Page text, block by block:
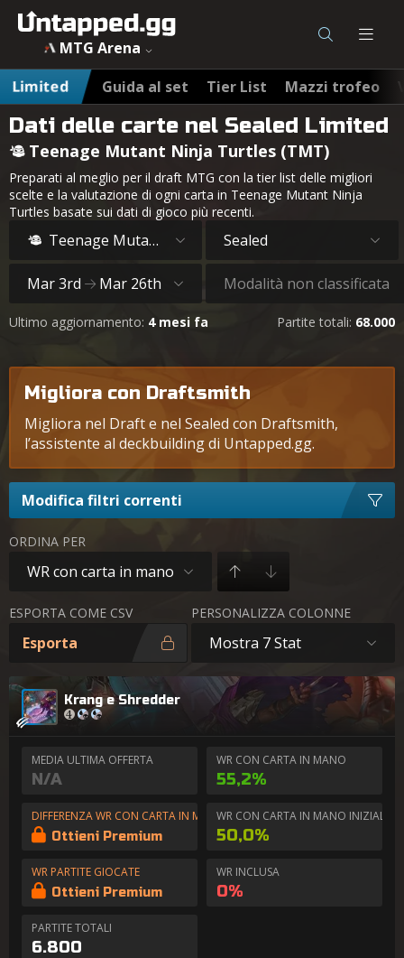
MTG Arena
Limited
Guida al set Tier List Mazzi trofeo
Dati delle carte nel Sealed Limited
Teenage Mutant Ninja Turtles (TMT)
Preparati al meglio per il draft MTG con la tier list delle migliori
scelte e la valutazione di ogni carta in Teenage Mutant Ninja
Turtles basate sui dati di gioco più recenti.
Teenage Mutant Ninja Turtles Sealed
Mar 3rd Mar 26th Modalità non classificata
Ultimo aggiornamento: 4 mesi fa Partite totali: 68.000
Migliora con Draftsmith
Migliora nel Draft e nel Sealed con Draftsmith,
l’assistente al deckbuilding di Untapped.gg.
Modifica filtri correnti
ORDINA PER
WR con carta in mano
ESPORTA COME CSV
Esporta
PERSONALIZZA COLONNE
Mostra 7 Stat
Krang e Shredder
MEDIA ULTIMA OFFERTA
N/A
WR CON CARTA IN MANO
55,2%
DIFFERENZA WR CON CARTA IN MANO
Ottieni Premium
WR CON CARTA IN MANO INIZIALE
50,0%
WR PARTITE GIOCATE
Ottieni Premium
WR INCLUSA
0%
PARTITE TOTALI
6.800